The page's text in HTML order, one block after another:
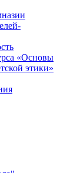
«Основы
этики»